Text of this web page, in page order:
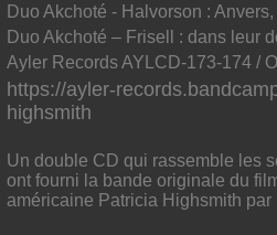
Duo Akchoté - Halvorson :
Duo Akchoté – Frisell : dans leur
Ayler Records AYLCD-173-174 /
https://ayler-
highsmith
Un double CD qui rassemble les
ont fourni la bande originale du
américaine Patricia Highsmith